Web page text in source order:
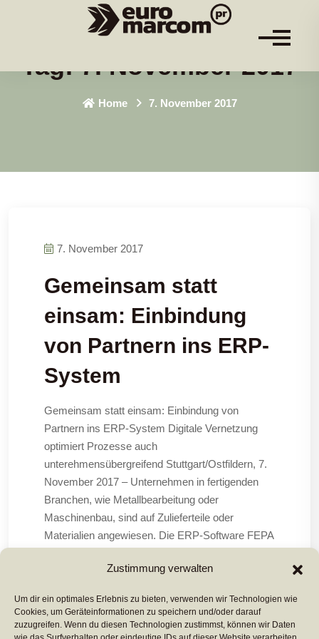
Zustimmung verwalten
Um dir ein optimales Erlebnis zu bieten, verwenden wir Technologien wie
Cookies, um Geräteinformationen zu speichern und/oder darauf
zuzugreifen. Wenn du diesen Technologien zustimmst, können wir Daten
Tag:7. November 2017
Home 7. November 2017
7. November 2017
Gemeinsam statt
einsam: Einbindung
von Partnern ins ERP-
System
Gemeinsam statt einsam: Einbindung von
Partnern ins ERP-System Digitale Vernetzung
optimiert Prozesse auch
unterehmensübergreifend Stuttgart/Ostfildern, 7.
November 2017 – Unternehmen in fertigenden
Branchen, wie Metallbearbeitung oder
Maschinenbau, sind auf Zulieferteile oder
Materialien angewiesen. Die ERP-Software FEPA
ERP/PPS-Werkzeug, das auch Partner
Mehr Lesen ...